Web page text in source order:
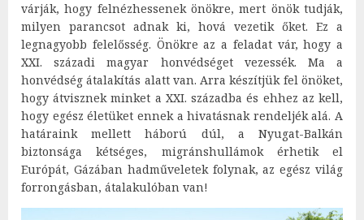
várják, hogy felnézhessenek önökre, mert önök tudják,
milyen parancsot adnak ki, hová vezetik őket. Ez a
legnagyobb felelősség. Önökre az a feladat vár, hogy a
XXI. századi magyar honvédséget vezessék. Ma a
honvédség átalakítás alatt van. Arra készítjük fel önöket,
hogy átvisznek minket a XXI. századba és ehhez az kell,
hogy egész életüket ennek a hivatásnak rendeljék alá. A
határaink mellett háború dúl, a Nyugat-Balkán
biztonsága kétséges, migránshullámok érhetik el
Európát, Gázában hadműveletek folynak, az egész világ
forrongásban, átalakulóban van!